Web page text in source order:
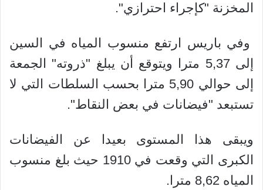
المخزنة "كإجراء احترازي".
وفي باريس ارتفع منسوب المياه في السين
إلى 5,37 مترا ويتوقع أن يبلغ "ذروته" الجمعة
إلى حوالي 5,90 مترا بحسب السلطات التي لا
تستبعد "فيضانات في بعض النقاط".
ويبقى هذا المستوى بعيدا عن الفيضانات
الكبرى التي وقعت في 1910 حيث بلغ منسوب
المياه 8,62 مترا.